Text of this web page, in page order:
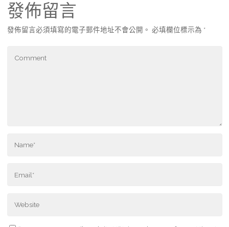
發佈留言
發佈留言必須填寫的電子郵件地址不會公開。 必填欄位標示為 *